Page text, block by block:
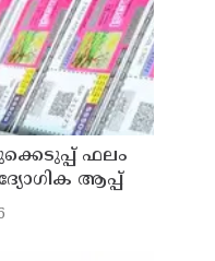
ഫലം
ആപ്പ്